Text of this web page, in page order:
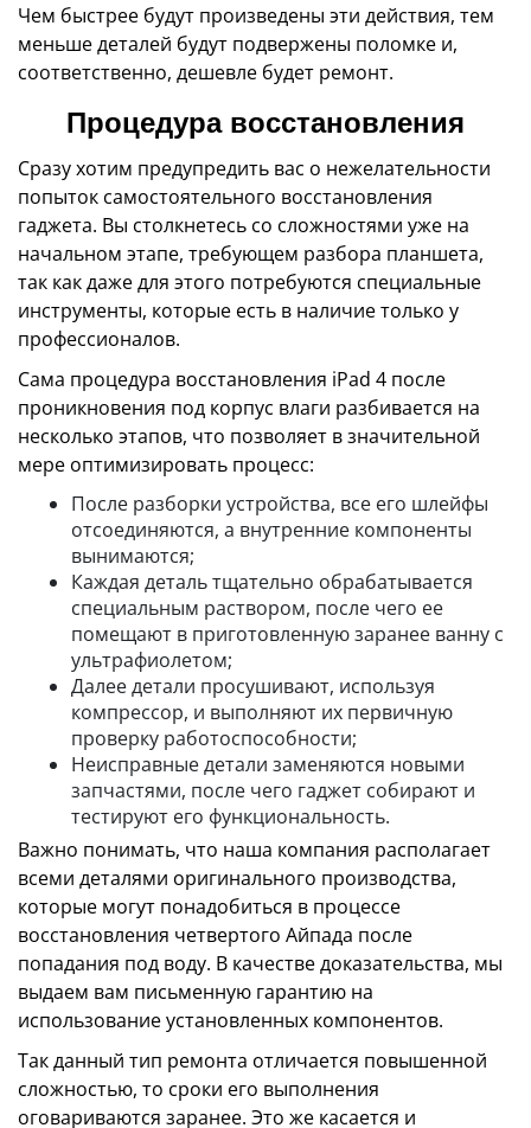
Чем быстрее будут произведены эти действия, тем
меньше деталей будут подвержены поломке и,
соответственно, дешевле будет ремонт.
Процедура восстановления
Сразу хотим предупредить вас о нежелательности
попыток самостоятельного восстановления
гаджета. Вы столкнетесь со сложностями уже на
начальном этапе, требующем разбора планшета,
так как даже для этого потребуются специальные
инструменты, которые есть в наличие только у
профессионалов.
Сама процедура восстановления iPad 4 после
проникновения под корпус влаги разбивается на
несколько этапов, что позволяет в значительной
мере оптимизировать процесс:
После разборки устройства, все его шлейфы
отсоединяются, а внутренние компоненты
вынимаются;
Каждая деталь тщательно обрабатывается
специальным раствором, после чего ее
помещают в приготовленную заранее ванну с
ультрафиолетом;
Далее детали просушивают, используя
компрессор, и выполняют их первичную
проверку работоспособности;
Неисправные детали заменяются новыми
запчастями, после чего гаджет собирают и
тестируют его функциональность.
Важно понимать, что наша компания располагает
всеми деталями оригинального производства,
которые могут понадобиться в процессе
восстановления четвертого Айпада после
попадания под воду. В качестве доказательства, мы
выдаем вам письменную гарантию на
использование установленных компонентов.
Так данный тип ремонта отличается повышенной
сложностью, то сроки его выполнения
оговариваются заранее. Это же касается и